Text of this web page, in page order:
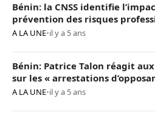
Bénin: la CNSS identifie
prévention des risques
A LA UNE•il y a 5 ans
Bénin: Patrice Talon réagit
sur les « arrestations
A LA UNE•il y a 5 ans